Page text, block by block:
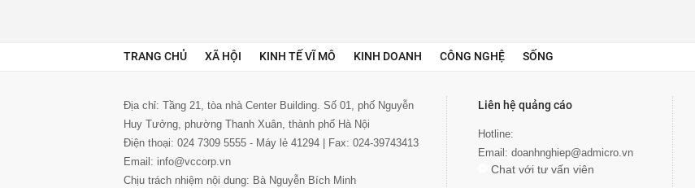
TRANG CHỦ XÃ HỘI KINH TẾ VĨ MÔ KINH DOANH CÔNG NGHỆ SỐNG
Địa chỉ: Tầng 21, tòa nhà Center Building. Số 01, phố Nguyễn
Huy Tưởng, phường Thanh Xuân, thành phố Hà Nội
Điện thoại: 024 7309 5555 - Máy lẻ 41294 | Fax: 024-39743413
Email: info@vccorp.vn
Chịu trách nhiệm nội dung: Bà Nguyễn Bích Minh
Liên hệ quảng cáo
Hotline:
Email: doanhnghiep@admicro.vn
Chat với tư vấn viên